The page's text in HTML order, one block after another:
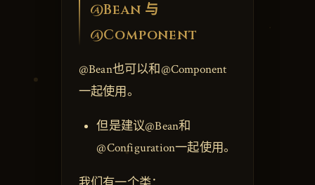
@Bean 与
@Component
@Bean也可以和@Component
一起使用。
但是建议@Bean和
@Configuration一起使用。